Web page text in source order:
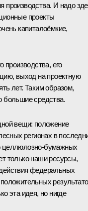
производства. И надо
проекты
капиталоёмкие,
производства, его
выход на проектную
лет. Таким образом,
большие средства.
вещи: положение
регионах в
целлюлозно-бумажных
только наши ресурсы,
федеральных
эта идея, но нигде